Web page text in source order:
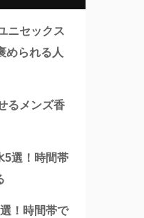
ニセックス
められる人
るメンズ香
5選！時間帯
！時間帯で